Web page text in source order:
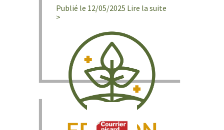
Publié le 12/05/2025 Lire la suite
>